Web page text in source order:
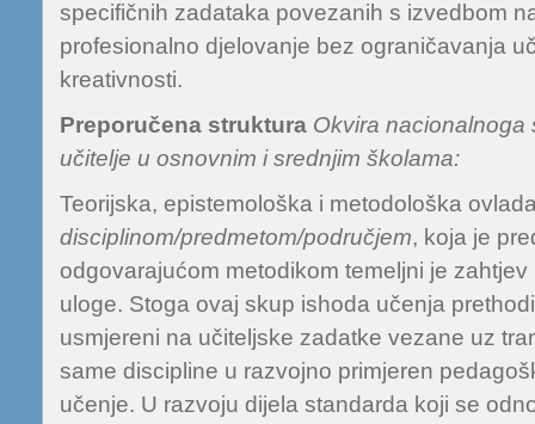
specifičnih zadataka povezanih s izvedbom
profesionalno djelovanje bez ograničavanja
kreativnosti.
Preporučena struktura Okvira nacionalnoga
učitelje u osnovnim i srednjim školama:
Teorijska, epistemološka i metodološka
disciplinom/predmetom/područjem, koja je
odgovarajućom metodikom temeljni je
uloge. Stoga ovaj skup ishoda učenja
usmjereni na učiteljske zadatke vezane uz
same discipline u razvojno primjeren
učenje. U razvoju dijela standarda koji se